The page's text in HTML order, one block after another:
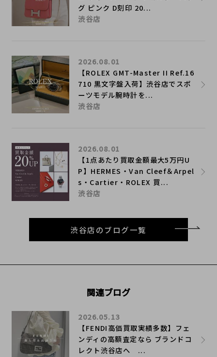
グ ピンク D刻印 20...
渋谷店
【ROLEX GMT-Master II Ref.16
710 黒文字盤入荷】渋谷店でスポ
ーツモデル腕時計を...
2026.08.01
渋谷店
【1点あたり買取金額最大5万円U
P】HERMES・Van Cleef＆Arpel
s・Cartier・ROLEX 買...
2026.08.01
渋谷店
渋谷店のブログ一覧
関連ブログ
【FENDI高価買取実績多数】フェ
ンディの高額査定なら ブランドコ
レクト渋谷店へ ...
2026.05.13